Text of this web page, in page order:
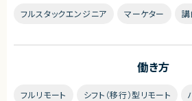
フルスタックエンジニア マーケター 講
働き方
フルリモート シフト（移行）型リモート